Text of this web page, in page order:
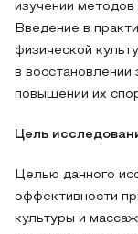
изучении методов
Введение в
физической
в восстановлении
повышении их
Цель
Целью данного
эффективности
культуры и